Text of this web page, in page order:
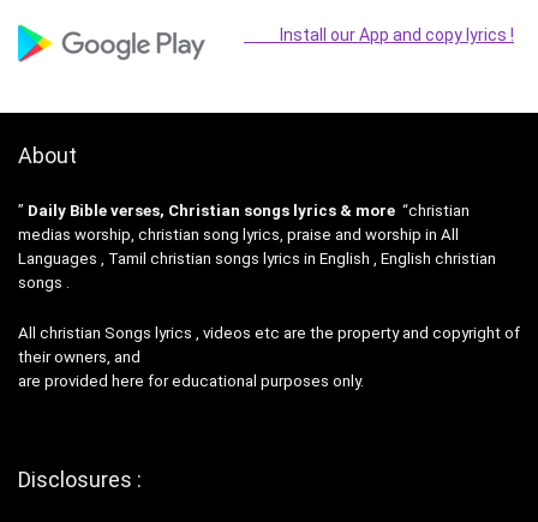
Install our App and copy lyrics !
About
” Daily Bible verses, Christian songs lyrics & more “christian
medias worship, christian song lyrics, praise and worship in All
Languages , Tamil christian songs lyrics in English , English christian
songs .
All christian Songs lyrics , videos etc are the property and copyright of
their owners, and
are provided here for educational purposes only.
Disclosures :